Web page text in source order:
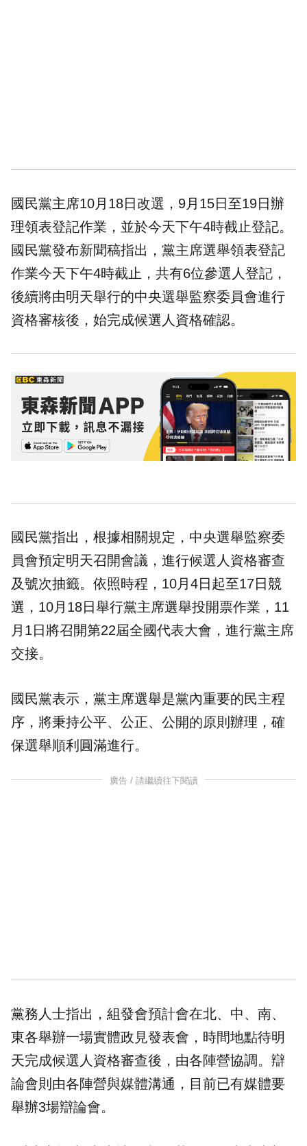
國民黨主席10月18日改選，9月15日至19日辦
理領表登記作業，並於今天下午4時截止登記。
國民黨發布新聞稿指出，黨主席選舉領表登記
作業今天下午4時截止，共有6位參選人登記，
後續將由明天舉行的中央選舉監察委員會進行
資格審核後，始完成候選人資格確認。
國民黨指出，根據相關規定，中央選舉監察委
員會預定明天召開會議，進行候選人資格審查
及號次抽籤。依照時程，10月4日起至17日競
選，10月18日舉行黨主席選舉投開票作業，11
月1日將召開第22屆全國代表大會，進行黨主席
交接。
國民黨表示，黨主席選舉是黨內重要的民主程
序，將秉持公平、公正、公開的原則辦理，確
保選舉順利圓滿進行。
廣告 / 請繼續往下閱讀
黨務人士指出，組發會預計會在北、中、南、
東各舉辦一場實體政見發表會，時間地點待明
天完成候選人資格審查後，由各陣營協調。辯
論會則由各陣營與媒體溝通，目前已有媒體要
舉辦3場辯論會。